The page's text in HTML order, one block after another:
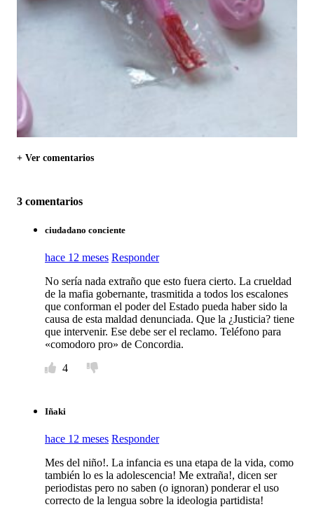
+ Ver comentarios
3 comentarios
ciudadano conciente
hace 12 meses Responder
No sería nada extraño que esto fuera cierto. La crueldad
de la mafia gobernante, trasmitida a todos los escalones
que conforman el poder del Estado pueda haber sido la
causa de esta maldad denunciada. Que la ¿Justicia? tiene
que intervenir. Ese debe ser el reclamo. Teléfono para
«comodoro pro» de Concordia.
4
Iñaki
hace 12 meses Responder
Mes del niño!. La infancia es una etapa de la vida, como
también lo es la adolescencia! Me extraña!, dicen ser
periodistas pero no saben (o ignoran) ponderar el uso
correcto de la lengua sobre la ideologia partidista!